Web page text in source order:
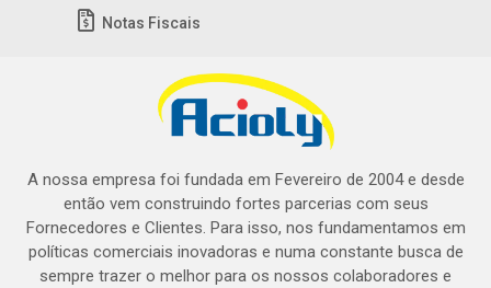
Notas Fiscais
A nossa empresa foi fundada em Fevereiro de 2004 e desde
então vem construindo fortes parcerias com seus
Fornecedores e Clientes. Para isso, nos fundamentamos em
políticas comerciais inovadoras e numa constante busca de
sempre trazer o melhor para os nossos colaboradores e